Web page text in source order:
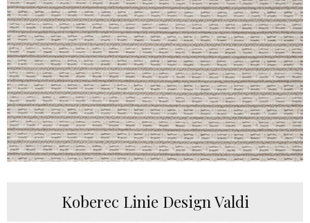
Koberec Linie Design Valdi